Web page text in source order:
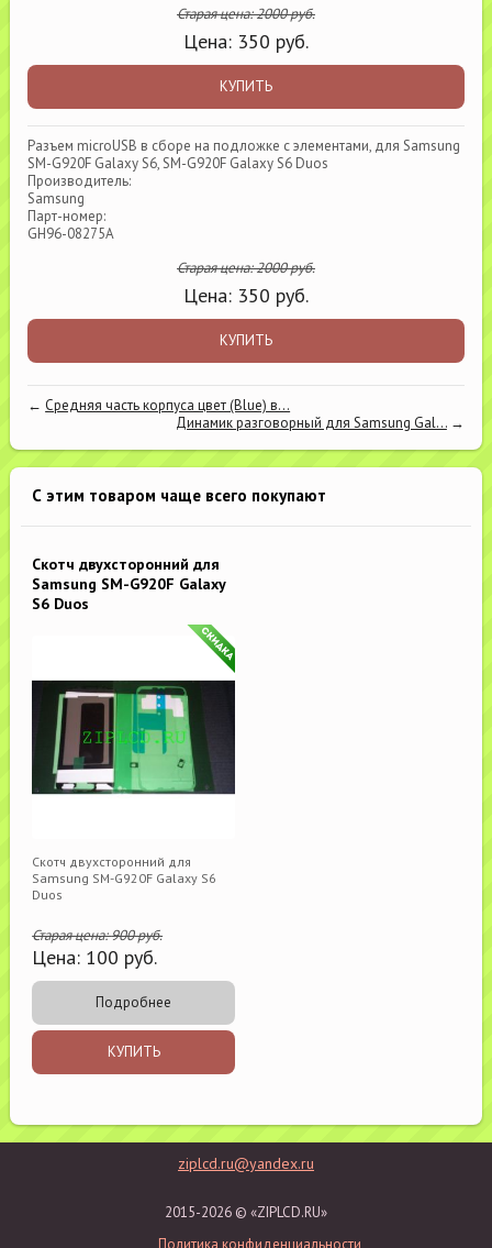
Старая цена:2000руб.
Цена: 350 руб.
КУПИТЬ
Разъем microUSB в сборе на подложке с элементами, для Samsung
SM-G920F Galaxy S6, SM-G920F Galaxy S6 Duos
Производитель:
Samsung
Парт-номер:
GH96-08275A
Старая цена:2000руб.
Цена: 350 руб.
КУПИТЬ
← Средняя часть корпуса цвет (Blue) в...
Динамик разговорный для Samsung Gal...→
С этим товаром чаще всего покупают
Скотч двухсторонний для
Samsung SM-G920F Galaxy
S6 Duos
Скотч двухсторонний для
Samsung SM-G920F Galaxy S6
Duos
Старая цена:900руб.
Цена: 100 руб.
Подробнее
КУПИТЬ
ziplcd.ru@yandex.ru
2015-2026 © «ZIPLCD.RU»
Политика конфиденциальности